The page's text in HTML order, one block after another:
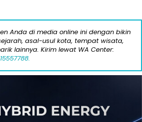
Anda di media online ini dengan bikin
asal-usul kota, tempat wisata,
lainnya. Kirim lewat WA Center: